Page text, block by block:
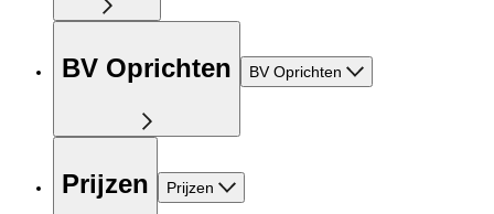
BV Oprichten BV Oprichten
Prijzen Prijzen